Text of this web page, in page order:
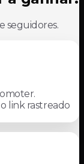
seguidores.
link rastreado